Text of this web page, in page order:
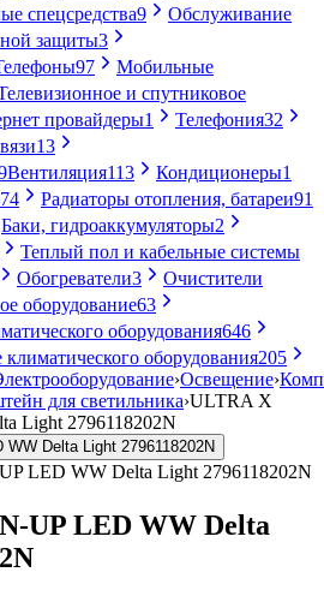
спецсредства9
Обслуживание
защиты3
97
Мобильные
и спутниковое
провайдеры1 Телефония32
13
Вентиляция113 Кондиционеры1
Радиаторы отопления, батареи91
Баки, гидроаккумуляторы2
Теплый пол и кабельные системы
Обогреватели3
Очистители
оборудование63
оборудования646
оборудования205
›Освещение›
для светильника›ULTRA X
Light 2796118202N
UP LED WW Delta